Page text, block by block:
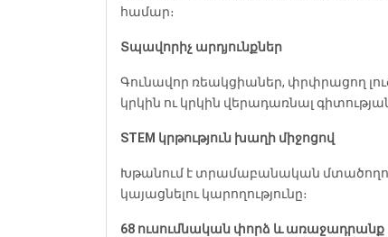
համար։
Տպավորիչ արդյունքներ
Գունավոր ռեակցիաներ, փրփրացող
կրկին ու կրկին վերադառնալ
STEM կրթություն խաղի միջոցով
Խթանում է տրամաբանական
կայացնելու կարողությունը։
68 ուսումնական փորձ և առաջադրանք